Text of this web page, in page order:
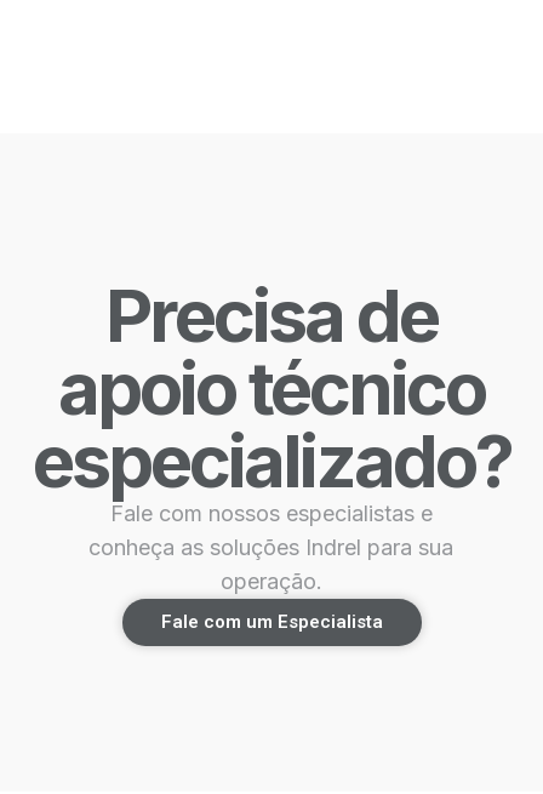
Precisa de
apoio técnico
especializado?
Fale com nossos especialistas e
conheça as soluções Indrel para sua
operação.
Fale com um Especialista